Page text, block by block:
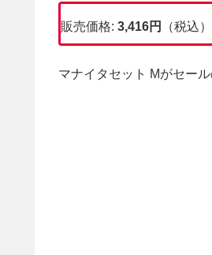
販売価格: 3,416円 （税込
マナイタセット Mがセー